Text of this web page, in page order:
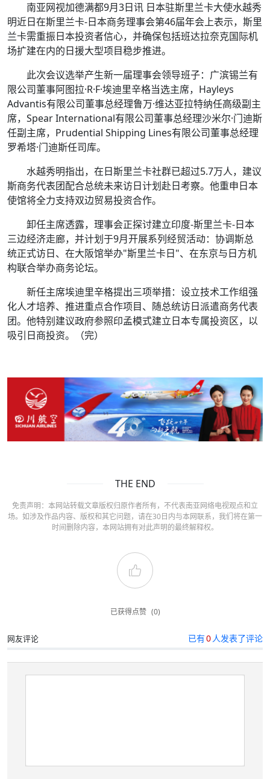
南亚网视加德满都9月3日讯 日本驻斯里兰卡大使水越秀
明近日在斯里兰卡-日本商务理事会第46届年会上表示，斯里
兰卡需重振日本投资者信心，并确保包括班达拉奈克国际机
场扩建在内的日援大型项目稳步推进。
此次会议选举产生新一届理事会领导班子：广滨锡兰有
限公司董事阿图拉·R·F·埃迪里辛格当选主席，Hayleys
Advantis有限公司董事总经理鲁万·维达亚拉特纳任高级副主
席，Spear International有限公司董事总经理沙米尔·门迪斯
任副主席，Prudential Shipping Lines有限公司董事总经理
罗希塔·门迪斯任司库。
水越秀明指出，在日斯里兰卡社群已超过5.7万人，建议
斯商务代表团配合总统未来访日计划赴日考察。他重申日本
使馆将全力支持双边贸易投资合作。
卸任主席透露，理事会正探讨建立印度-斯里兰卡-日本
三边经济走廊，并计划于9月开展系列经贸活动：协调斯总
统正式访日、在大阪馆举办"斯里兰卡日"、在东京与日方机
构联合举办商务论坛。
新任主席埃迪里辛格提出三项举措：设立技术工作组强
化人才培养、推进重点合作项目、随总统访日派遣商务代表
团。他特别建议政府参照印孟模式建立日本专属投资区，以
吸引日商投资。（完）
THE END
免责声明：本网站转载文章版权归原作者所有，不代表南亚网络电视观点和立
场。如涉及作品内容、版权和其它问题，请在30日内与本网联系，我们将在第一
时间删除内容，本网站拥有对此声明的最终解释权。
已获得点赞 (0)
网友评论 已有0人发表了评论